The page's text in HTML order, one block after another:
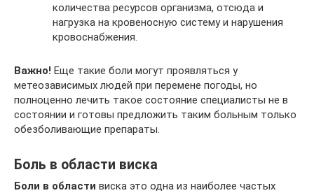
количества ресурсов организма, отсюда и
нагрузка на кровеносную систему и нарушения
кровоснабжения.
Важно! Еще такие боли могут проявляться у
метеозависимых людей при перемене погоды, но
полноценно лечить такое состояние специалисты не в
состоянии и готовы предложить таким больным только
обезболивающие препараты.
Боль в области виска
Боли в области виска это одна из наиболее частых